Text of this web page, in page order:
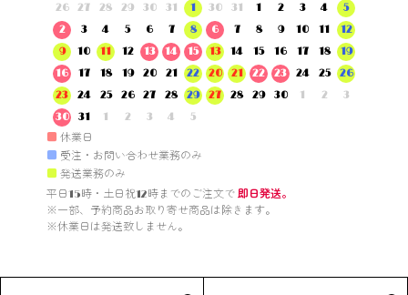
26
27 28 29 30 31
1
2
3 4 5 6 7
8
9
10 11 12 13 14
15
16
17 18 19 20 21
22
23
24 25 26 27 28
29
30
31 1 2 3 4 5
30
31 1 2 3 4
5
6
7 8 9 10 11
12
13
14 15 16 17 18
19
20
21 22 23 24 25
26
27
28 29 30 1 2 3
■ 休業日
■ 受注・お問い合わせ業務のみ
■ 発送業務のみ
平日15時・土日祝12時までのご注文で 即日発送。
※一部、予約商品お取り寄せ商品は除きます。
※休業日は発送致しません。